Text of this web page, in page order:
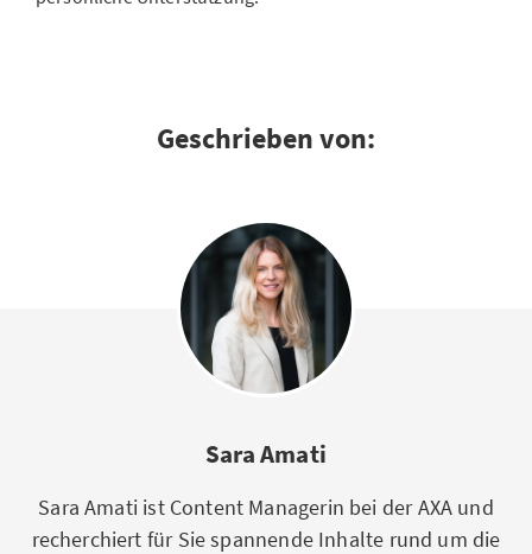
Geschrieben von:
Sara Amati
Sara Amati ist Content Managerin bei der AXA und
recherchiert für Sie spannende Inhalte rund um die